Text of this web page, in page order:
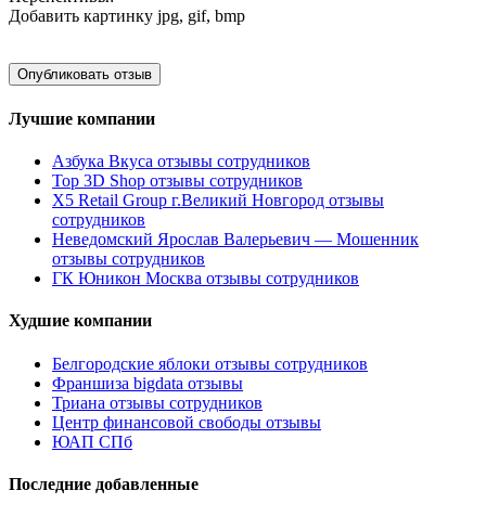
Добавить картинку jpg, gif, bmp
Лучшие компании
Азбука Вкуса отзывы сотрудников
Top 3D Shop отзывы сотрудников
X5 Retail Group г.Великий Новгород отзывы
сотрудников
Неведомский Ярослав Валерьевич — Мошенник
отзывы сотрудников
ГК Юникон Москва отзывы сотрудников
Худшие компании
Белгородские яблоки отзывы сотрудников
Франшиза bigdata отзывы
Триана отзывы сотрудников
Центр финансовой свободы отзывы
ЮАП СПб
Последние добавленные